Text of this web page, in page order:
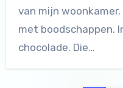
van mijn
met boodschappen.
chocolade. Die…